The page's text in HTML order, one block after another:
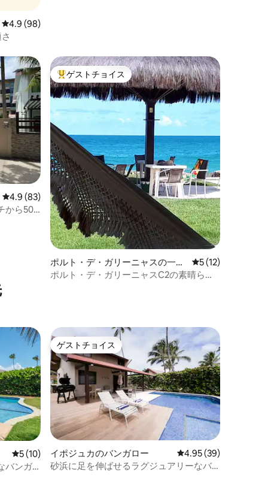
レビュー98件、5つ星中4.9つ星の平均評価
4.9 (98)
レビュー83件、5つ星中4.9つ星の平均評価
4.9 (83)
から50
大好評のゲストチョイスです。
ゲストチョイス
ポルト・デ・ガリーニャスの一軒
家
レビュー12件、5
5 (12)
ポルト・デ・ガリーニャスC2の素晴らし
レビュー10件、5つ星中5つ星の平均評価
5 (10)
バンガ
ゲストチョイス
ゲストチョイス
イポジュカのバンガロー レビュー39件、5つ星
4.95 (39)
砂浜に足を伸ばせるラグジュアリーなバ